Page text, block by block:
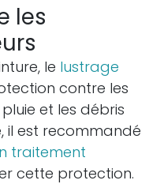
les
le lustrage
contre les
et les débris
il est recommandé
traitement
cette protection.